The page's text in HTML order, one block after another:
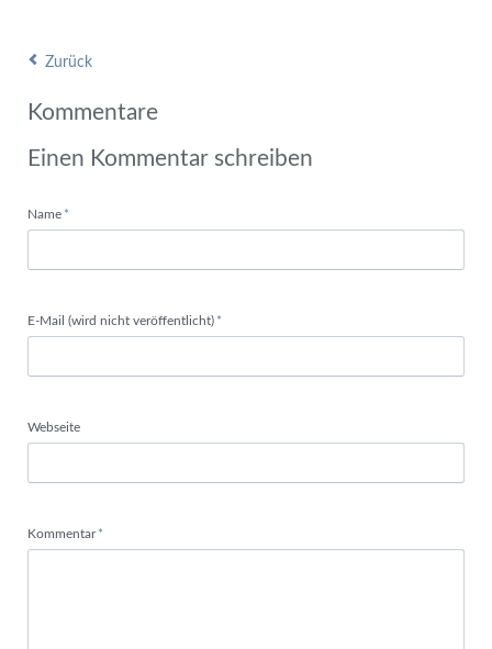
Zurück
Kommentare
Einen Kommentar schreiben
Pflichtfeld
Name *
Pflichtfeld
E-Mail (wird nicht veröffentlicht) *
Webseite
Pflichtfeld
Kommentar *